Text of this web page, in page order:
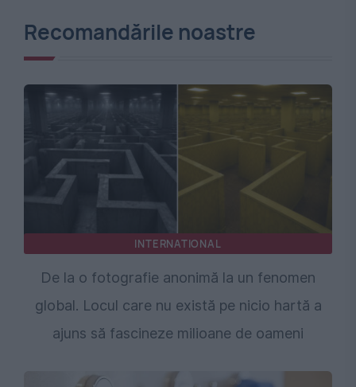
Recomandările noastre
INTERNATIONAL
De la o fotografie anonimă la un fenomen
global. Locul care nu există pe nicio hartă a
ajuns să fascineze milioane de oameni